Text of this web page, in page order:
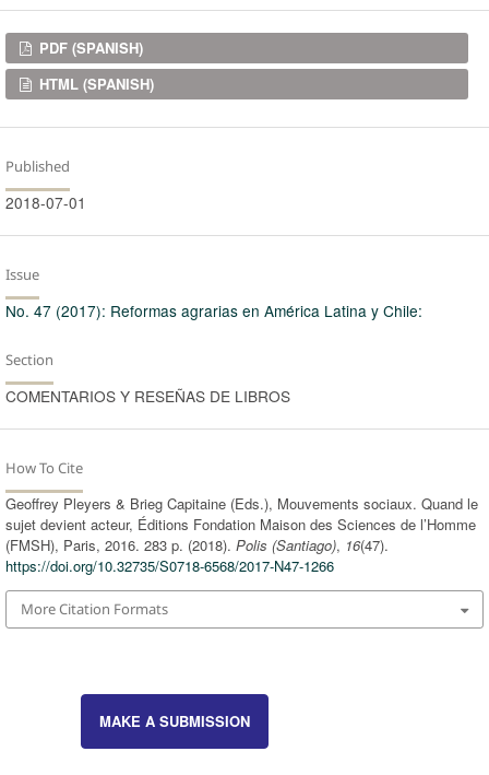
Downloads
PDF (SPANISH)
HTML (SPANISH)
Published
2018-07-01
Issue
No. 47 (2017): Reformas agrarias en América Latina y Chile:
Section
COMENTARIOS Y RESEÑAS DE LIBROS
How To Cite
Geoffrey Pleyers & Brieg Capitaine (Eds.), Mouvements sociaux. Quand le
sujet devient acteur, Éditions Fondation Maison des Sciences de l’Homme
(FMSH), Paris, 2016. 283 p. (2018). Polis (Santiago), 16(47).
https://doi.org/10.32735/S0718-6568/2017-N47-1266
More Citation Formats
MAKE A SUBMISSION